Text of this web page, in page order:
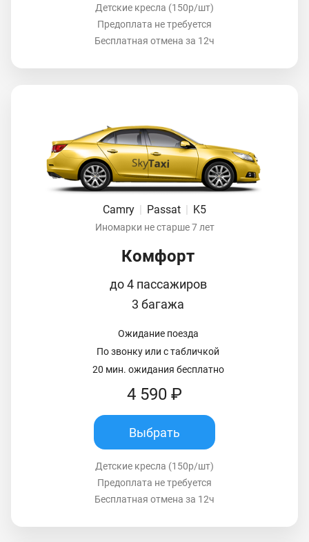
Детские кресла (150р/шт)
Предоплата не требуется
Бесплатная отмена за 12ч
Camry Passat K5
Иномарки не старше 7 лет
Комфорт
до 4 пассажиров
3 багажа
Ожидание поезда
По звонку или с табличкой
20 мин. ожидания бесплатно
4 590 ₽
Выбрать
Детские кресла (150р/шт)
Предоплата не требуется
Бесплатная отмена за 12ч